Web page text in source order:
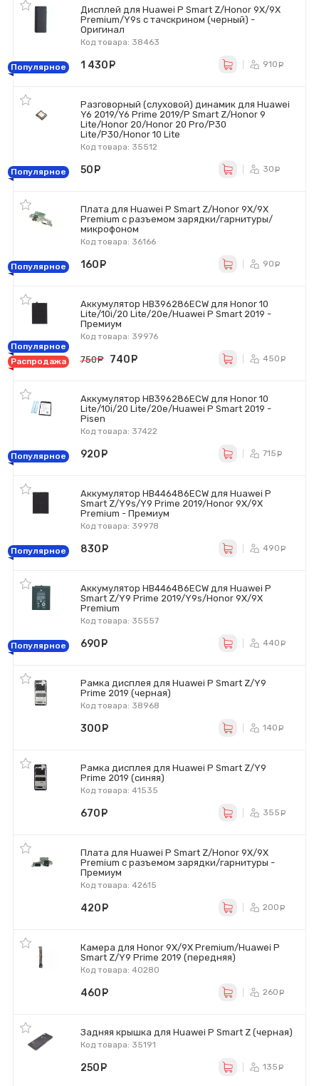
Дисплей для Huawei P Smart Z/Honor 9X/9X
Premium/Y9s с тачскрином (черный) -
Оригинал
Код товара: 38463
Популярное 1 430 910
Разговорный (слуховой) динамик для Huawei
Y6 2019/Y6 Prime 2019/P Smart Z/Honor 9
Lite/Honor 20/Honor 20 Pro/P30
Lite/P30/Honor 10 Lite
Код товара: 35512
Популярное 50 30
Плата для Huawei P Smart Z/Honor 9X/9X
Premium с разъемом зарядки/гарнитуры/
микрофоном
Код товара: 36166
Популярное 160 90
Аккумулятор HB396286ECW для Honor 10
Lite/10i/20 Lite/20e/Huawei P Smart 2019 -
Премиум
Код товара: 39976
Популярное
Распродажа
750 руб.
740 450
Аккумулятор HB396286ECW для Honor 10
Lite/10i/20 Lite/20e/Huawei P Smart 2019 -
Pisen
Код товара: 37422
Популярное 920 715
Аккумулятор HB446486ECW для Huawei P
Smart Z/Y9s/Y9 Prime 2019/Honor 9X/9X
Premium - Премиум
Код товара: 39978
Популярное 830 490
Аккумулятор HB446486ECW для Huawei P
Smart Z/Y9 Prime 2019/Y9s/Honor 9X/9X
Premium
Код товара: 35557
Популярное 690 440
Рамка дисплея для Huawei P Smart Z/Y9
Prime 2019 (черная)
Код товара: 38968
300 140
Рамка дисплея для Huawei P Smart Z/Y9
Prime 2019 (синяя)
Код товара: 41535
670 355
Плата для Huawei P Smart Z/Honor 9X/9X
Premium с разъемом зарядки/гарнитуры -
Премиум
Код товара: 42615
420 200
Камера для Honor 9X/9X Premium/Huawei P
Smart Z/Y9 Prime 2019 (передняя)
Код товара: 40280
460 260
Задняя крышка для Huawei P Smart Z (черная)
Код товара: 35191
250 135